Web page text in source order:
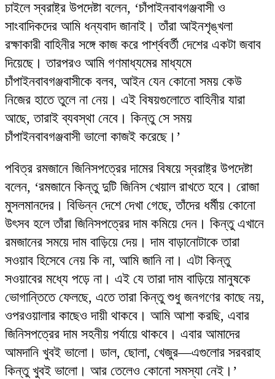
চাইলে স্বরাষ্ট্র উপদেষ্টা বলেন, ‘চাঁপাইনবাবগঞ্জবাসী ও
সাংবাদিকদের আমি ধন্যবাদ জানাই। তাঁরা আইনশৃঙ্খলা
রক্ষাকারী বাহিনীর সঙ্গে কাজ করে পার্শ্ববর্তী দেশের একটা জবাব
দিয়েছে। তারপরও আমি গণমাধ্যমের মাধ্যমে
চাঁপাইনবাবগঞ্জবাসীকে বলব, আইন যেন কোনো সময় কেউ
নিজের হাতে তুলে না নেয়। এই বিষয়গুলোতে বাহিনীর যারা
আছে, তারাই ব্যবস্থা নেবে। কিন্তু সে সময়
চাঁপাইনবাবগঞ্জবাসী ভালো কাজই করেছে।’
পবিত্র রমজানে জিনিসপত্রের দামের বিষয়ে স্বরাষ্ট্র উপদেষ্টা
বলেন, ‘রমজানে কিন্তু দুটি জিনিস খেয়াল রাখতে হবে। রোজা
মুসলমানদের। বিভিন্ন দেশে দেখা গেছে, তাঁদের ধর্মীয় কোনো
উৎসব হলে তাঁরা জিনিসপত্রের দাম কমিয়ে দেন। কিন্তু এখানে
রমজানের সময়ে দাম বাড়িয়ে দেয়। দাম বাড়ানোটাকে তারা
সওয়াব হিসেবে নেয় কি না, আমি জানি না। এটা কিন্তু
সওয়াবের মধ্যে পড়ে না। এই যে তারা দাম বাড়িয়ে মানুষকে
ভোগান্তিতে ফেলছে, এতে তারা কিন্তু শুধু জনগণের কাছে নয়,
ওপরওয়ালার কাছেও দায়ী থাকবে। আমি আশা করছি, এবার
জিনিসপত্রের দাম সহনীয় পর্যায়ে থাকবে। এবার আমাদের
আমদানি খুবই ভালো। ডাল, ছোলা, খেজুর—এগুলোর সরবরাহ
কিন্তু খুবই ভালো। আর তেলেও কোনো সমস্যা নেই।’